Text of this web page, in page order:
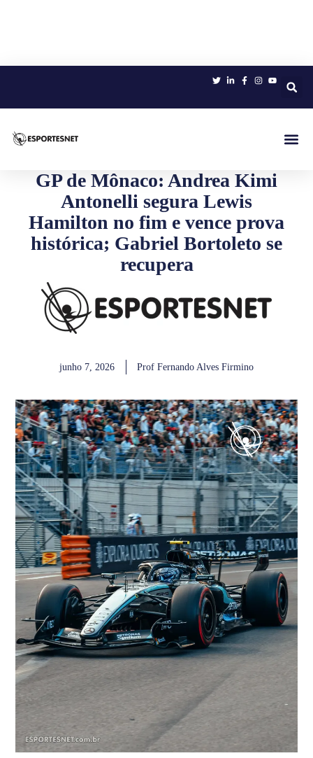
GP de Mônaco: Andrea Kimi
Antonelli segura Lewis
Hamilton no fim e vence prova
histórica; Gabriel Bortoleto se
recupera
junho 7, 2026 Prof Fernando Alves Firmino